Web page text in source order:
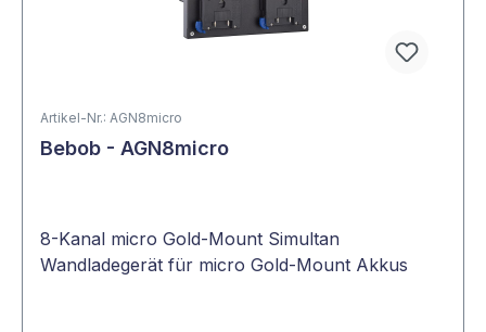
Artikel-Nr.: AGN8micro
Bebob - AGN8micro
8-Kanal micro Gold-Mount Simultan
Wandladegerät für micro Gold-Mount Akkus